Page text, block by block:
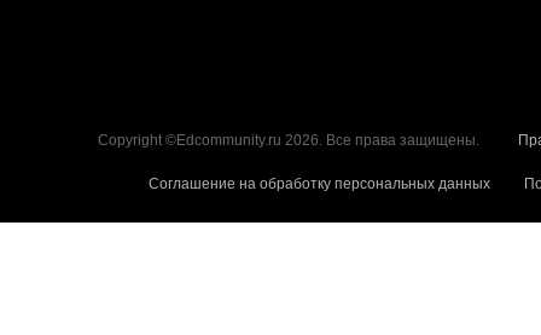
Copyright ©Edcommunity.ru 2026. Все права защищены.
Соглашение на обработку персональных данных